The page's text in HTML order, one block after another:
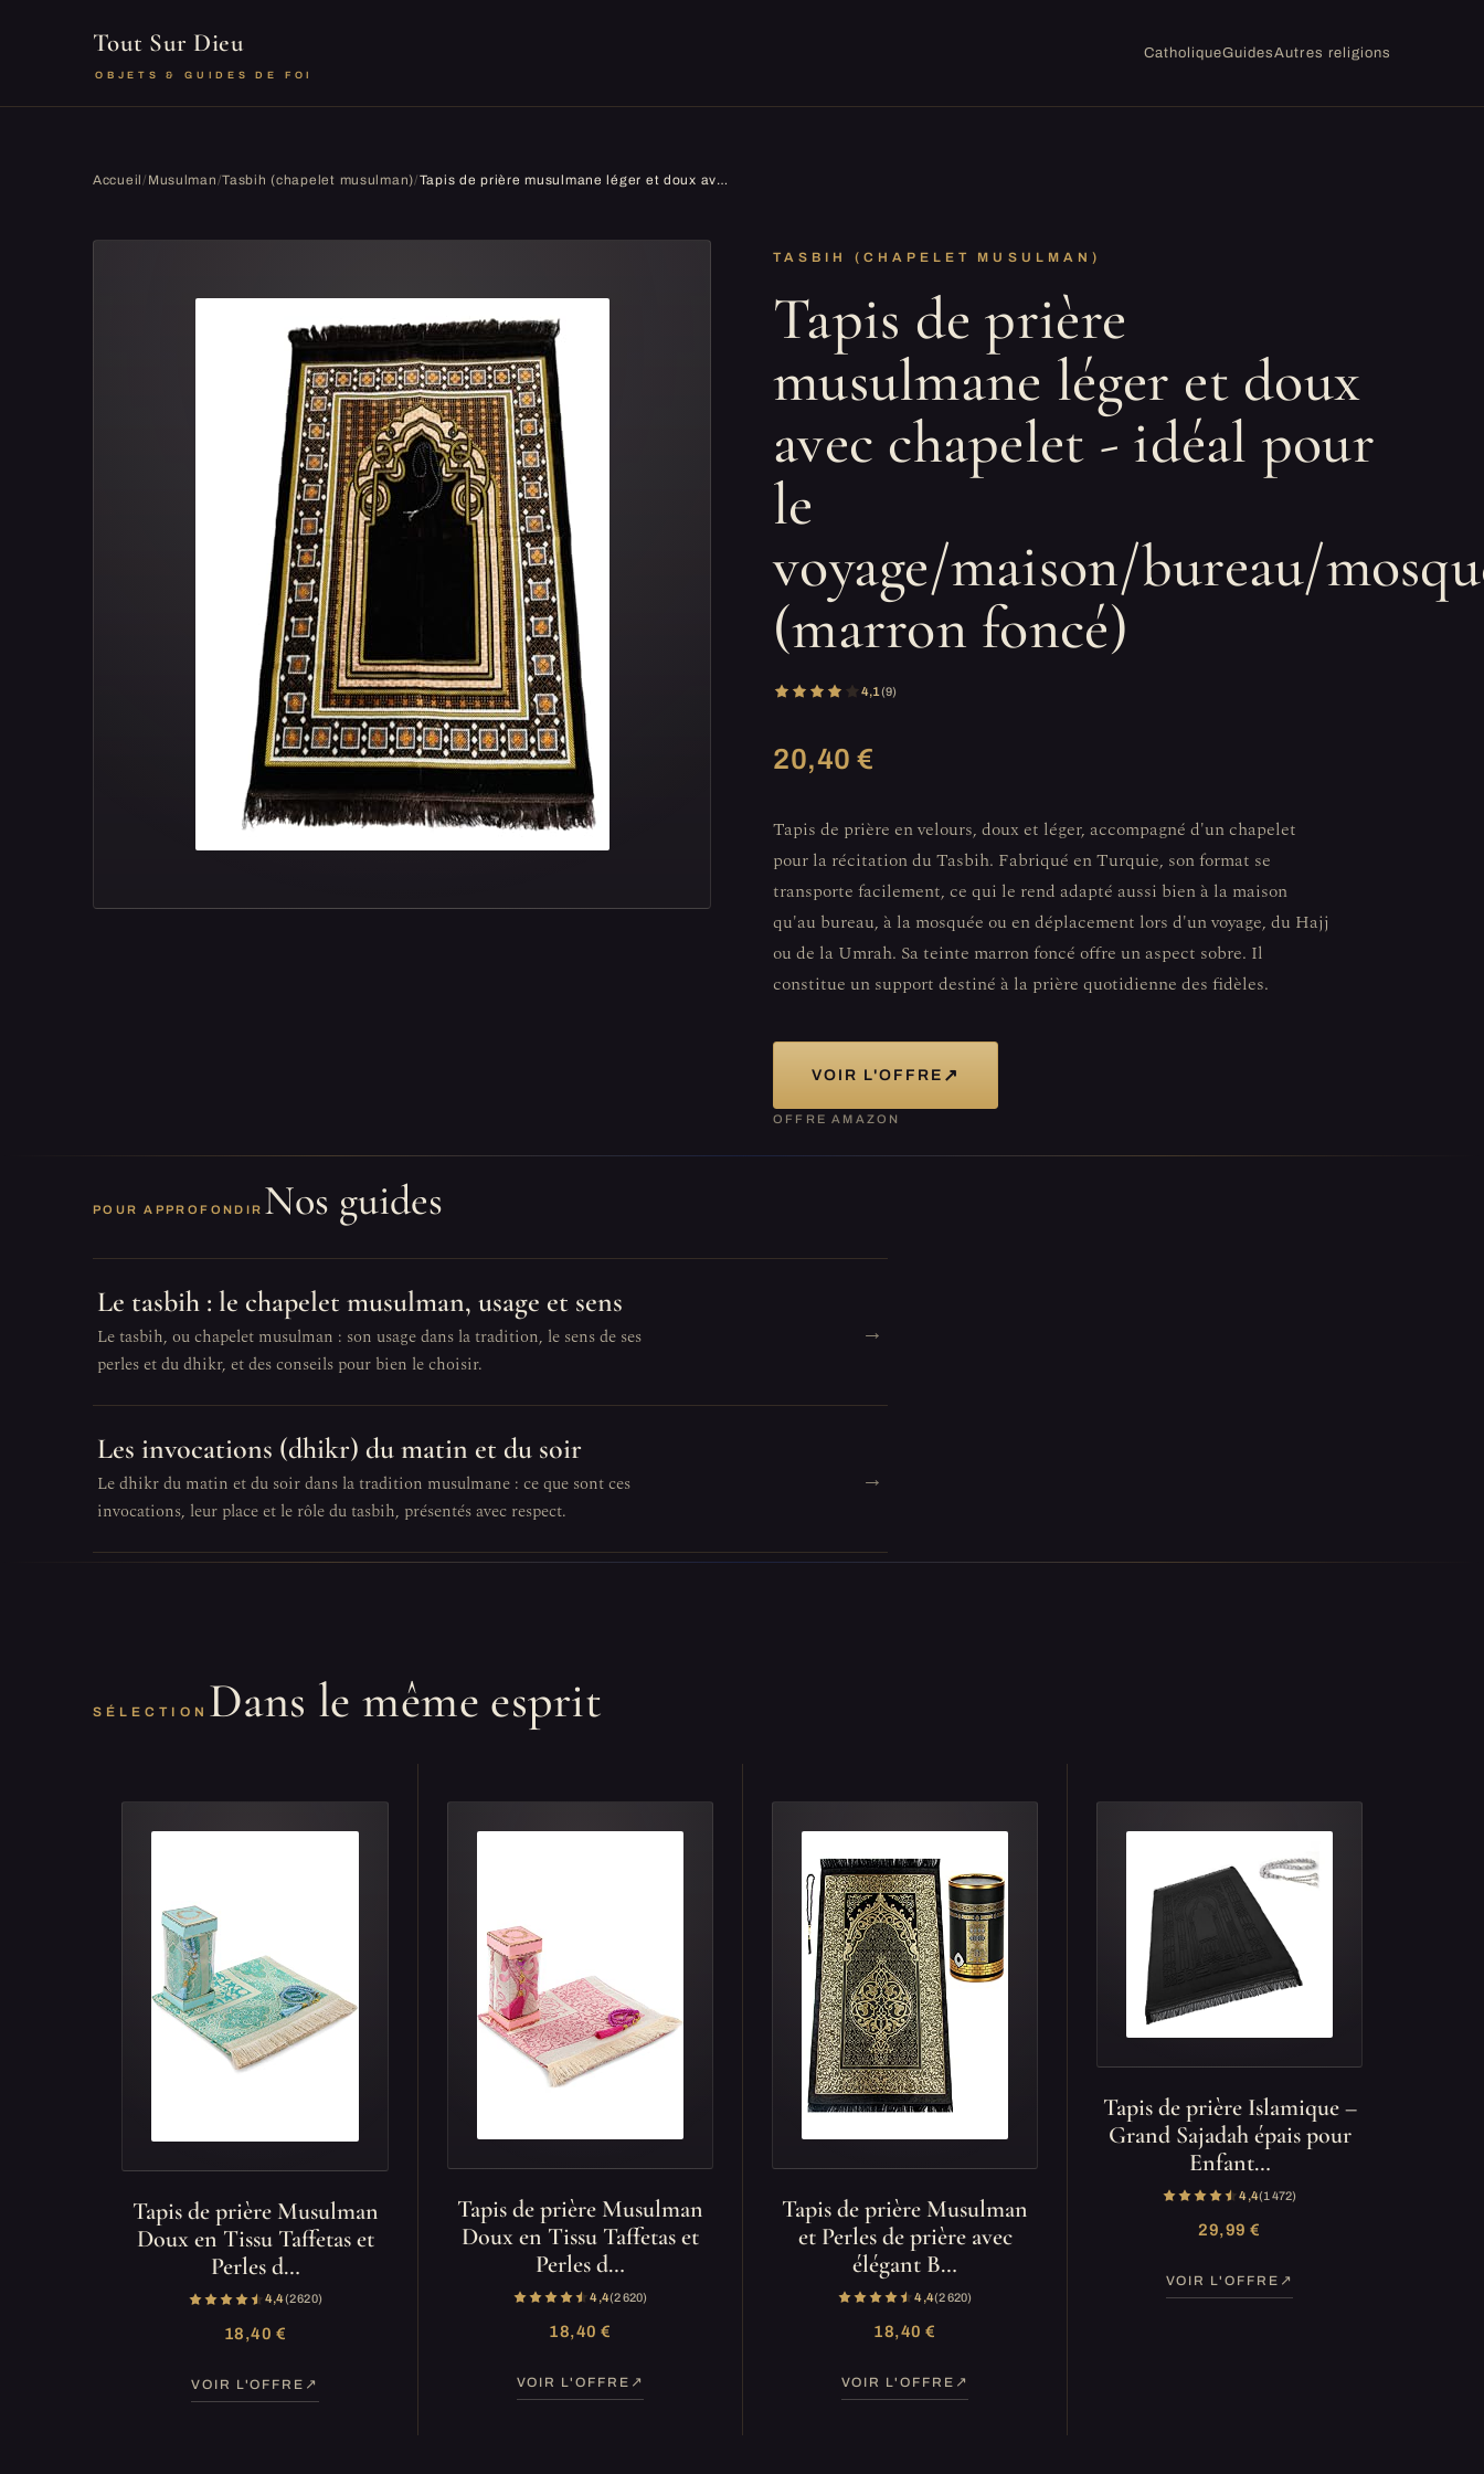
Tout Sur Dieu
OBJETS & GUIDES DE FOI
CatholiqueGuidesAutres religions
Accueil/ Musulman/Tasbih (chapelet musulman)/ Tapis de prière musulmane léger et doux avec chapelet - idéal pour le voyage/maison/bureau/mosquée/Hajj/Umrah (marron foncé)
TASBIH (CHAPELET MUSULMAN)
Tapis de prière
musulmane léger et doux
avec chapelet - idéal pour
le
voyage/maison/bureau/
(marron foncé)
4,1(9)
20,40 €
Tapis de prière en velours, doux et léger, accompagné d'un chapelet
pour la récitation du Tasbih. Fabriqué en Turquie, son format se
transporte facilement, ce qui le rend adapté aussi bien à la maison
qu'au bureau, à la mosquée ou en déplacement lors d'un voyage, du Hajj
ou de la Umrah. Sa teinte marron foncé offre un aspect sobre. Il
constitue un support destiné à la prière quotidienne des fidèles.
VOIR L'OFFRE ↗
OFFRE AMAZON
POUR APPROFONDIR Nos guides
Le tasbih : le chapelet musulman, usage et sens
Le tasbih, ou chapelet musulman : son usage dans la tradition, le sens de ses
perles et du dhikr, et des conseils pour bien le choisir.
→
Les invocations (dhikr) du matin et du soir
Le dhikr du matin et du soir dans la tradition musulmane : ce que sont ces
invocations, leur place et le rôle du tasbih, présentés avec respect.
→
SÉLECTION Dans le même esprit
Tapis de prière Musulman
Doux en Tissu Taffetas et
Perles d…
4,4(2 620)
18,40 €
VOIR L'OFFRE
Tapis de prière Musulman
Doux en Tissu Taffetas et
Perles d…
4,4(2 620)
18,40 €
VOIR L'OFFRE
Tapis de prière Musulman
et Perles de prière avec
élégant B…
4,4(2 620)
18,40 €
VOIR L'OFFRE
Tapis de prière Islamique –
Grand Sajadah épais pour
Enfant…
4,4(1 472)
29,99 €
VOIR L'OFFRE